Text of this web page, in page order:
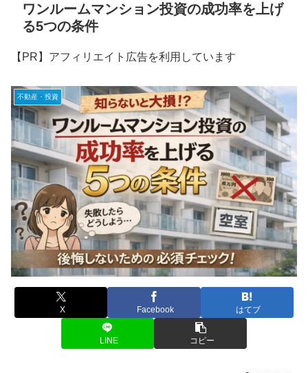
ワンルームマンション投資の成功率を上げ
る5つの条件
【PR】アフィリエイト広告を利用しています
不動産・投資
X Facebook はてブ
LINE コピー